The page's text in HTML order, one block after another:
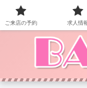
ご来店の予約 求人情